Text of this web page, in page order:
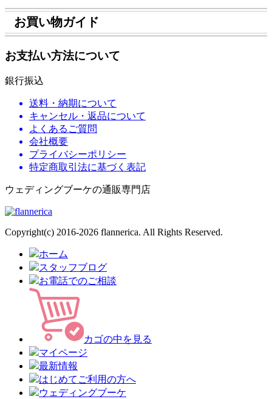
お買い物ガイド
お支払い方法について
銀行振込
送料・納期について
キャンセル・返品について
よくあるご質問
会社概要
プライバシーポリシー
特定商取引法に基づく表記
ウェディングブーケの通販専門店
Copyright(c) 2016-2026 flannerica. All Rights Reserved.
ホーム
スタッフブログ
お電話でのご相談
カゴの中を見る
マイページ
最新情報
はじめてご利用の方へ
ウェディングブーケ